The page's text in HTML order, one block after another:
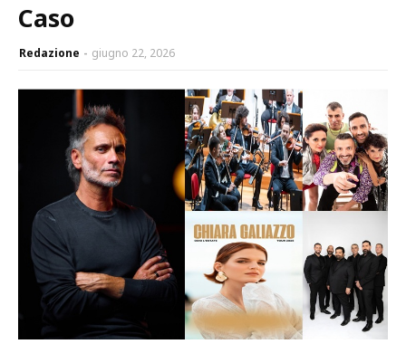
Caso
Redazione giugno 22, 2026